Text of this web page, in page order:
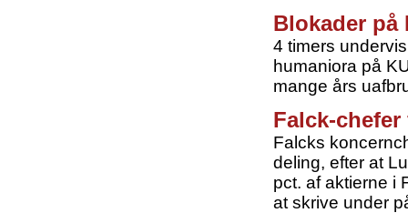
Blokader på
4 timers
humaniora på
mange års
Falck-
Falcks
deling, efter at
pct. af aktierne i
at skrive under